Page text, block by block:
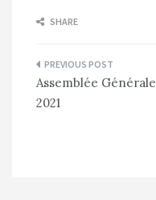
SHARE
Navigation
de
Assemblée Générale
2021